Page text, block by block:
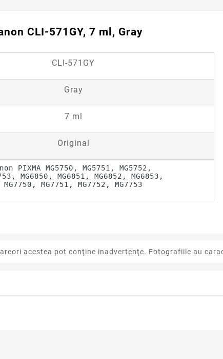
CLI-571GY, 7 ml, Gray
CLI-571GY
Gray
7 ml
Original
PIXMA MG5750, MG5751, MG5752,
MG6850, MG6851, MG6852, MG6853,
MG7750, MG7751, MG7752, MG7753
acestea pot conţine inadvertenţe. Fotografiile au